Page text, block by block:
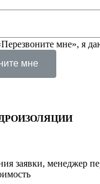
мне», я
мне
заявки, менеджер